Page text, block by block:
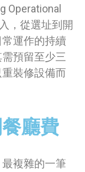
Operational
，從選址到開
運作的持續
預留至少三
裝修設備而
廳費
複雜的一筆